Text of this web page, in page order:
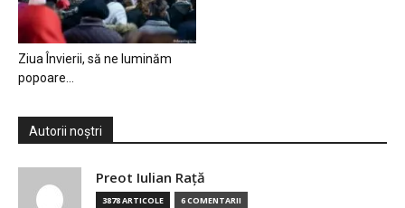
Ziua Învierii, să ne luminăm
popoare…
Autorii noștri
Preot Iulian Raţă
3878 ARTICOLE 6 COMENTARII